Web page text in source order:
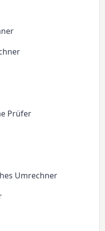
Prüfer
Umrechner